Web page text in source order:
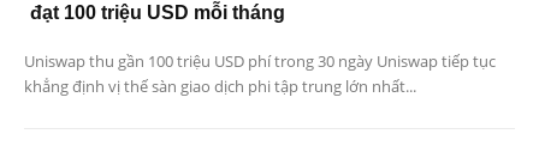
đạt 100 triệu USD mỗi tháng
Uniswap thu gần 100 triệu USD phí trong 30 ngày Uniswap tiếp tục
khẳng định vị thế sàn giao dịch phi tập trung lớn nhất...